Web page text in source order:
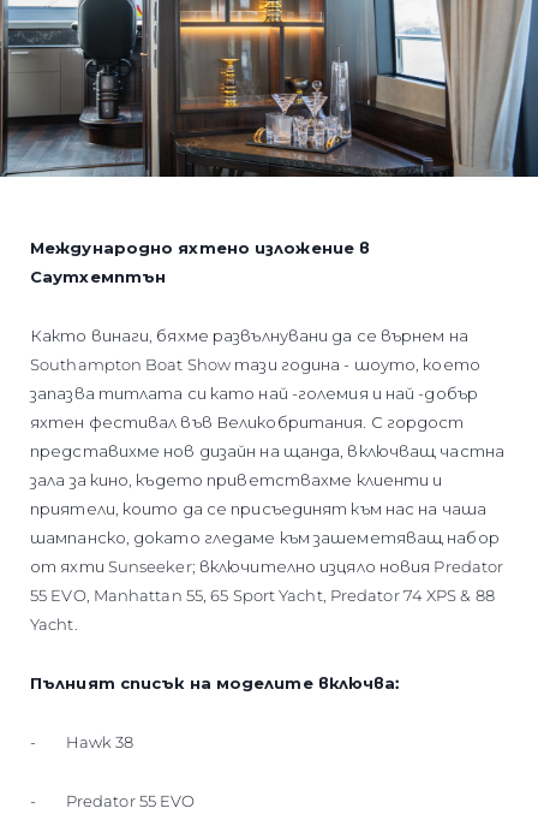
Международно яхтено изложение в
Саутхемптън
Както винаги, бяхме развълнувани да се върнем на
Southampton Boat Show тази година - шоуто, което
запазва титлата си като най -големия и най -добър
яхтен фестивал във Великобритания. С гордост
представихме нов дизайн на щанда, включващ частна
зала за кино, където приветствахме клиенти и
приятели, които да се присъединят към нас на чаша
шампанско, докато гледаме към зашеметяващ набор
от яхти Sunseeker; включително изцяло новия Predator
55 EVO, Manhattan 55, 65 Sport Yacht, Predator 74 XPS & 88
Yacht.
Пълният списък на моделите включва:
- Hawk 38
- Predator 55 EVO